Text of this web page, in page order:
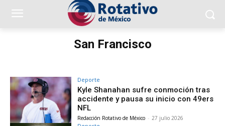
San Francisco
Deporte
Kyle Shanahan sufre conmoción tras
accidente y pausa su inicio con 49ers
NFL
Redacción Rotativo de México - 27 julio 2026